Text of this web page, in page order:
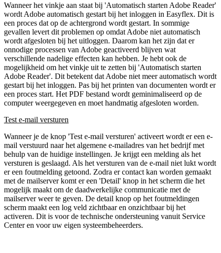
Wanneer het vinkje aan staat bij 'Automatisch starten Adobe Reader'
wordt Adobe automatisch gestart bij het inloggen in Easyflex. Dit is
een proces dat op de achtergrond wordt gestart. In sommige
gevallen levert dit problemen op omdat Adobe niet automatisch
wordt afgesloten bij het uitloggen. Daarom kan het zijn dat er
onnodige processen van Adobe geactiveerd blijven wat
verschillende nadelige effecten kan hebben. Je hebt ook de
mogelijkheid om het vinkje uit te zetten bij 'Automatisch starten
Adobe Reader'. Dit betekent dat Adobe niet meer automatisch wordt
gestart bij het inloggen. Pas bij het printen van documenten wordt er
een proces start. Het PDF bestand wordt geminimaliseerd op de
computer weergegeven en moet handmatig afgesloten worden.
Test e-mail versturen
Wanneer je de knop 'Test e-mail versturen' activeert wordt er een e-
mail verstuurd naar het algemene e-mailadres van het bedrijf met
behulp van de huidige instellingen. Je krijgt een melding als het
versturen is geslaagd. Als het versturen van de e-mail niet lukt wordt
er een foutmelding getoond. Zodra er contact kan worden gemaakt
met de mailserver komt er een 'Detail' knop in het scherm die het
mogelijk maakt om de daadwerkelijke communicatie met de
mailserver weer te geven. De detail knop op het foutmeldingen
scherm maakt een log veld zichtbaar en onzichtbaar bij het
activeren. Dit is voor de technische ondersteuning vanuit Service
Center en voor uw eigen systeembeheerders.